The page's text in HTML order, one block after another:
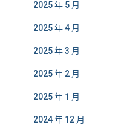
2025 年 5 月
2025 年 4 月
2025 年 3 月
2025 年 2 月
2025 年 1 月
2024 年 12 月